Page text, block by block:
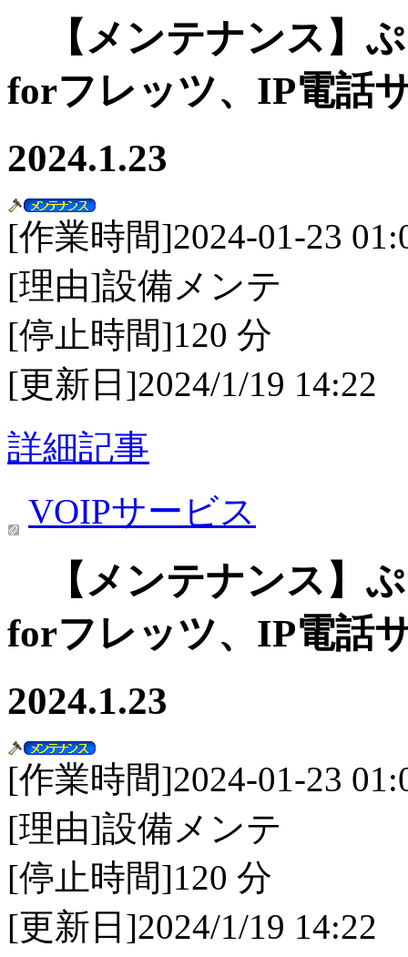
【メンテナンス】
forフレッツ、IP電話
2024.1.23
[作業時間]2024-01-23
[理由]設備メンテ
[停止時間]120 分
[更新日]2024/1/19 14:22
詳細記事
VOIPサービス
【メンテナンス】
forフレッツ、IP電話
2024.1.23
[作業時間]2024-01-23
[理由]設備メンテ
[停止時間]120 分
[更新日]2024/1/19 14:22